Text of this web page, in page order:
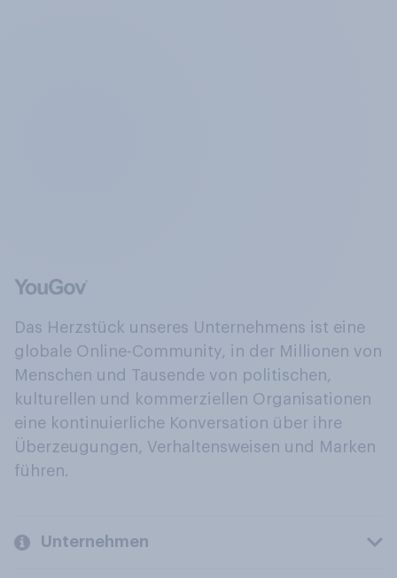
Das Herzstück unseres Unternehmens ist eine
globale Online-Community, in der Millionen von
Menschen und Tausende von politischen,
kulturellen und kommerziellen Organisationen
eine kontinuierliche Konversation über ihre
Überzeugungen, Verhaltensweisen und Marken
führen.
Unternehmen